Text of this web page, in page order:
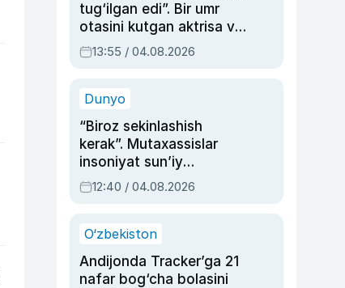
tug‘ilgan edi”. Bir umr
otasini kutgan aktrisa va
dublyaj ustasi Rimma
Ahmedovaning
13:55 / 04.08.2026
Dunyo
“Biroz sekinlashish
kerak”. Mutaxassislar
insoniyat sun’iy
intellektni boshqara
olmay qolishidan xavotir
12:40 / 04.08.2026
O‘zbekiston
Andijonda Tracker’ga 21
nafar bog‘cha bolasini